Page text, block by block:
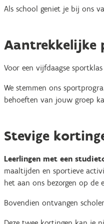
Als school geniet je bij ons
Aantrekkelijke
Voor een vijfdaagse
We stemmen ons
behoeften van jouw groep
Stevige
Leerlingen met een
maaltijden en sportieve
het aan ons bezorgen op de
Bovendien ontvangen